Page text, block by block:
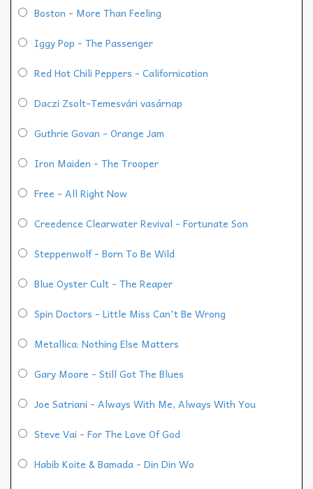
Boston - More Than Feeling
Iggy Pop - The Passenger
Red Hot Chili Peppers - Californication
Daczi Zsolt-Temesvári vasárnap
Guthrie Govan - Orange Jam
Iron Maiden - The Trooper
Free - All Right Now
Creedence Clearwater Revival - Fortunate Son
Steppenwolf - Born To Be Wild
Blue Oyster Cult - The Reaper
Spin Doctors - Little Miss Can't Be Wrong
Metallica: Nothing Else Matters
Gary Moore - Still Got The Blues
Joe Satriani - Always With Me, Always With You
Steve Vai - For The Love Of God
Habib Koite & Bamada - Din Din Wo